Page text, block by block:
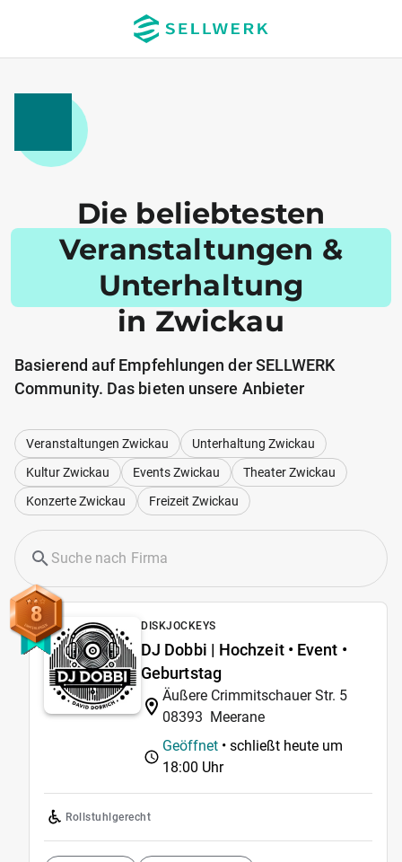
Die beliebtesten
Veranstaltungen &
Unterhaltung
in Zwickau
Basierend auf Empfehlungen der SELLWERK
Community. Das bieten unsere Anbieter
Veranstaltungen Zwickau
Unterhaltung Zwickau
Kultur Zwickau
Events Zwickau
Theater Zwickau
Konzerte Zwickau
Freizeit Zwickau
8 DISKJOCKEYS
DJ Dobbi | Hochzeit • Event •
Geburtstag
Äußere Crimmitschauer Str. 5
08393 Meerane
Geöffnet • schließt heute um
18:00 Uhr
Rollstuhlgerecht